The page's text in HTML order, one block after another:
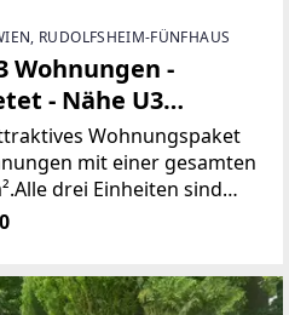
RUDOLFSHEIM-FÜNFHAUS
Wohnungen -
- Nähe U3
Wohnungspaket
mit einer gesamten
drei Einheiten sind
und unbefristet